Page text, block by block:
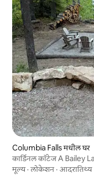
Columbia Falls मधील घर
कार्डिनल कॉटेज A Bailey
मूल्य·लोकेशन · आदरातिथ्य